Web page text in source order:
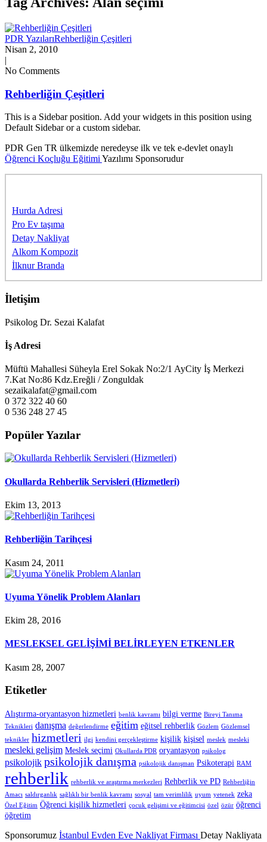
PDR YazılarıRehberliğin Çeşitleri
Nisan 2, 2010
|
No Comments
Rehberliğin Çeşitleri
This is a Sidebar position. Add your widgets in this position using
Default Sidebar or a custom sidebar.
PDR Gen TR ülkemizde neredeyse ilk ve tek e-devlet onaylı
Öğrenci Koçluğu Eğitimi Yazılımı Sponsorudur
Hurda Adresi
Pro Ev taşıma
Detay Nakliyat
Alkom Kompozit
İlknur Branda
İletişim
Psikolog Dr. Sezai Kalafat
İş Adresi
Müftü Mahallesi Süheyla Erel Sokak No:2/1 AyCity İş Merkezi
7.Kat No:86 Kdz.Ereğli / Zonguldak
sezaikalafat@gmail.com
0 372 322 40 60
0 536 248 27 45
Popüler Yazılar
Okullarda Rehberlik Servisleri (Hizmetleri)
Ekim 13, 2013
Rehberliğin Tarihçesi
Kasım 24, 2011
Uyuma Yönelik Problem Alanları
Ekim 28, 2016
MESLEKSEL GELİŞİMİ BELİRLEYEN ETKENLER
Kasım 28, 2007
Etiketler
Alıştırma-oryantasyon hizmetleri benlik kavramı bilgi verme Bireyi Tanıma
Teknikleri danışma değerlendirme eğitim eğitsel rehberlik Gözlem Gözlemsel
teknikler hizmetleri ilgi kendini gerçekleştirme kişilik kişisel meslek mesleki
mesleki gelişim Meslek seçimi Okullarda PDR oryantasyon psikolog
psikolojik psikolojik danışma psikolojik danışman Psikoterapi RAM
rehberlik rehberlik ve araştırma merkezleri Rehberlik ve PD Rehberliğin
Amacı saldırganlık sağlıklı bir benlik kavramı sosyal tam verimlilik uyum yetenek zeka
Özel Eğitim Öğrenci kişilik hizmetleri çocuk gelişimi ve eğitimcisi özel özür öğrenci
öğretim
Sponsorumuz İstanbul Evden Eve Nakliyat Firması Detay Nakliyata